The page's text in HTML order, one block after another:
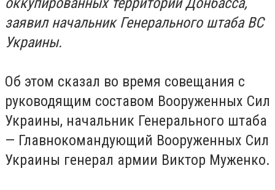
заявил начальник Генерального штаба ВС
Украины.
Об этом сказал во время совещания с
руководящим составом Вооруженных Сил
Украины, начальник Генерального штаба
— Главнокомандующий Вооруженных Сил
Украины генерал армии Виктор Муженко.